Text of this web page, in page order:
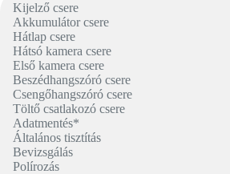
Kijelző csere
Akkumulátor csere
Hátlap csere
Hátsó kamera csere
Első kamera csere
Beszédhangszóró csere
Csengőhangszóró csere
Töltő csatlakozó csere
Adatmentés*
Általános tisztítás
Bevizsgálás
Polírozás